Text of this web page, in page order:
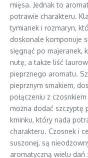
mięsa. Jednak to
potrawie charakteru.
tymianek i rozmaryn,
doskonale komponuje
sięgnąć po majeranek,
nutę, a także liść
pieprznego aromatu.
pieprznym smakiem,
połączeniu z
można dodać szczyptę
kminku, który nada
charakteru. Czosnek i
suszonej, są
aromatyczną wielu dań